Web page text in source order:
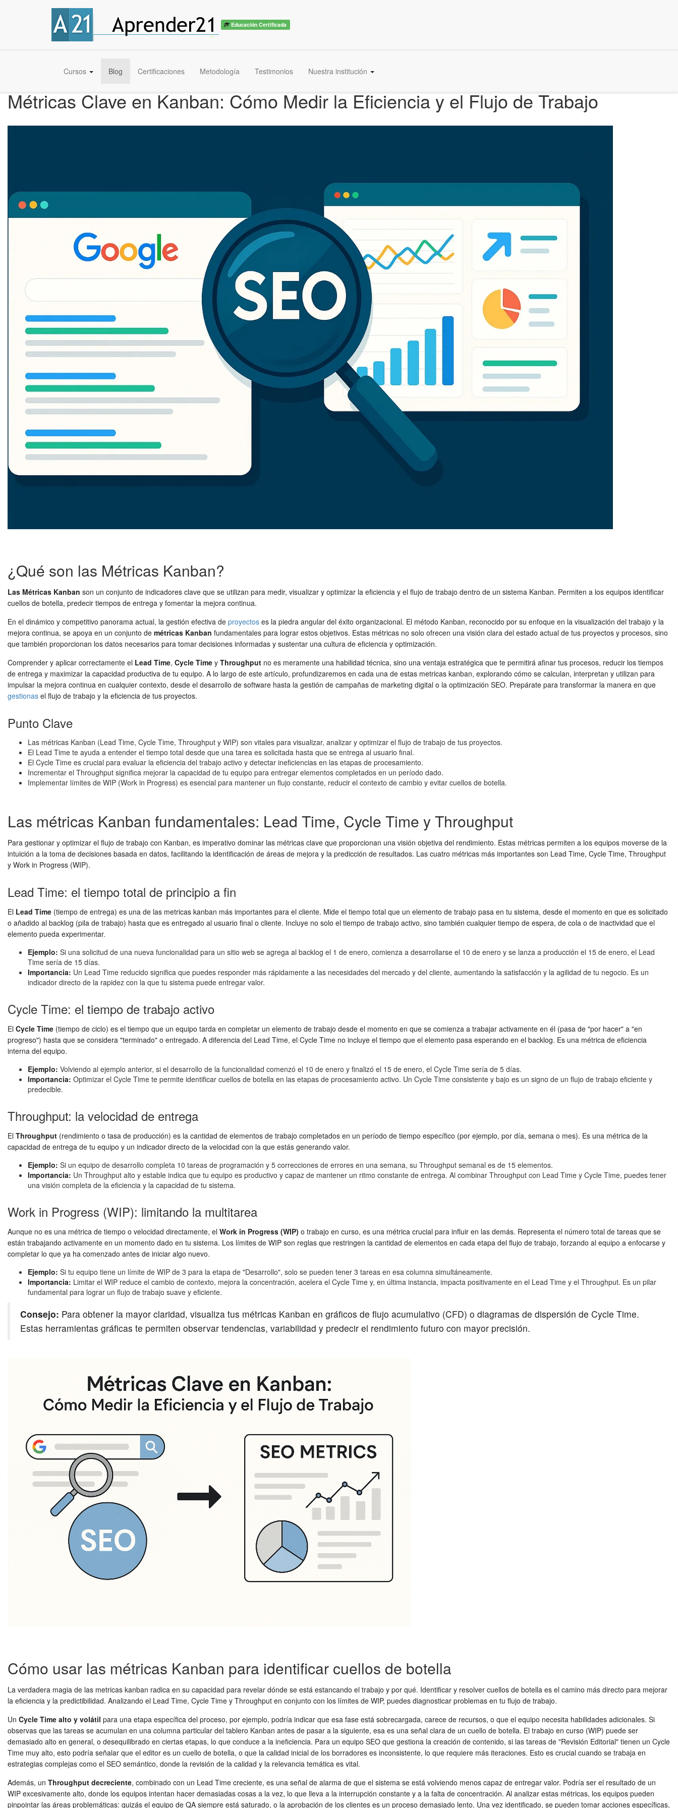
Educación Certificada
Cursos Blog Certificaciones Metodología Testimonios Nuestra institución
Métricas Clave en Kanban: Cómo Medir la Eficiencia y el Flujo de Trabajo
¿Qué son las Métricas Kanban?
Las Métricas Kanban son un conjunto de indicadores clave que se utilizan para medir, visualizar y optimizar la eficiencia y el flujo de trabajo dentro de un sistema Kanban. Permiten a los equipos identificar
cuellos de botella, predecir tiempos de entrega y fomentar la mejora continua.
En el dinámico y competitivo panorama actual, la gestión efectiva de proyectos es la piedra angular del éxito organizacional. El método Kanban, reconocido por su enfoque en la visualización del trabajo y la
mejora continua, se apoya en un conjunto de métricas Kanban fundamentales para lograr estos objetivos. Estas métricas no solo ofrecen una visión clara del estado actual de tus proyectos y procesos, sino
que también proporcionan los datos necesarios para tomar decisiones informadas y sustentar una cultura de eficiencia y optimización.
Comprender y aplicar correctamente el Lead Time, Cycle Time y Throughput no es meramente una habilidad técnica, sino una ventaja estratégica que te permitirá afinar tus procesos, reducir los tiempos
de entrega y maximizar la capacidad productiva de tu equipo. A lo largo de este artículo, profundizaremos en cada una de estas metricas kanban, explorando cómo se calculan, interpretan y utilizan para
impulsar la mejora continua en cualquier contexto, desde el desarrollo de software hasta la gestión de campañas de marketing digital o la optimización SEO. Prepárate para transformar la manera en que
gestionas el flujo de trabajo y la eficiencia de tus proyectos.
Punto Clave
Las métricas Kanban (Lead Time, Cycle Time, Throughput y WIP) son vitales para visualizar, analizar y optimizar el flujo de trabajo de tus proyectos.
El Lead Time te ayuda a entender el tiempo total desde que una tarea es solicitada hasta que se entrega al usuario final.
El Cycle Time es crucial para evaluar la eficiencia del trabajo activo y detectar ineficiencias en las etapas de procesamiento.
Incrementar el Throughput significa mejorar la capacidad de tu equipo para entregar elementos completados en un período dado.
Implementar límites de WIP (Work in Progress) es esencial para mantener un flujo constante, reducir el contexto de cambio y evitar cuellos de botella.
Las métricas Kanban fundamentales: Lead Time, Cycle Time y Throughput
Para gestionar y optimizar el flujo de trabajo con Kanban, es imperativo dominar las métricas clave que proporcionan una visión objetiva del rendimiento. Estas métricas permiten a los equipos moverse de la
intuición a la toma de decisiones basada en datos, facilitando la identificación de áreas de mejora y la predicción de resultados. Las cuatro métricas más importantes son Lead Time, Cycle Time, Throughput
y Work in Progress (WIP).
Lead Time: el tiempo total de principio a fin
El Lead Time (tiempo de entrega) es una de las metricas kanban más importantes para el cliente. Mide el tiempo total que un elemento de trabajo pasa en tu sistema, desde el momento en que es solicitado
o añadido al backlog (pila de trabajo) hasta que es entregado al usuario final o cliente. Incluye no solo el tiempo de trabajo activo, sino también cualquier tiempo de espera, de cola o de inactividad que el
elemento pueda experimentar.
Ejemplo: Si una solicitud de una nueva funcionalidad para un sitio web se agrega al backlog el 1 de enero, comienza a desarrollarse el 10 de enero y se lanza a producción el 15 de enero, el Lead
Time sería de 15 días.
Importancia: Un Lead Time reducido significa que puedes responder más rápidamente a las necesidades del mercado y del cliente, aumentando la satisfacción y la agilidad de tu negocio. Es un
indicador directo de la rapidez con la que tu sistema puede entregar valor.
Cycle Time: el tiempo de trabajo activo
El Cycle Time (tiempo de ciclo) es el tiempo que un equipo tarda en completar un elemento de trabajo desde el momento en que se comienza a trabajar activamente en él (pasa de "por hacer" a "en
progreso") hasta que se considera "terminado" o entregado. A diferencia del Lead Time, el Cycle Time no incluye el tiempo que el elemento pasa esperando en el backlog. Es una métrica de eficiencia
interna del equipo.
Ejemplo: Volviendo al ejemplo anterior, si el desarrollo de la funcionalidad comenzó el 10 de enero y finalizó el 15 de enero, el Cycle Time sería de 5 días.
Importancia: Optimizar el Cycle Time te permite identificar cuellos de botella en las etapas de procesamiento activo. Un Cycle Time consistente y bajo es un signo de un flujo de trabajo eficiente y
predecible.
Throughput: la velocidad de entrega
El Throughput (rendimiento o tasa de producción) es la cantidad de elementos de trabajo completados en un período de tiempo específico (por ejemplo, por día, semana o mes). Es una métrica de la
capacidad de entrega de tu equipo y un indicador directo de la velocidad con la que estás generando valor.
Ejemplo: Si un equipo de desarrollo completa 10 tareas de programación y 5 correcciones de errores en una semana, su Throughput semanal es de 15 elementos.
Importancia: Un Throughput alto y estable indica que tu equipo es productivo y capaz de mantener un ritmo constante de entrega. Al combinar Throughput con Lead Time y Cycle Time, puedes tener
una visión completa de la eficiencia y la capacidad de tu sistema.
Work in Progress (WIP): limitando la multitarea
Aunque no es una métrica de tiempo o velocidad directamente, el Work in Progress (WIP) o trabajo en curso, es una métrica crucial para influir en las demás. Representa el número total de tareas que se
están trabajando activamente en un momento dado en tu sistema. Los límites de WIP son reglas que restringen la cantidad de elementos en cada etapa del flujo de trabajo, forzando al equipo a enfocarse y
completar lo que ya ha comenzado antes de iniciar algo nuevo.
Ejemplo: Si tu equipo tiene un límite de WIP de 3 para la etapa de "Desarrollo", solo se pueden tener 3 tareas en esa columna simultáneamente.
Importancia: Limitar el WIP reduce el cambio de contexto, mejora la concentración, acelera el Cycle Time y, en última instancia, impacta positivamente en el Lead Time y el Throughput. Es un pilar
fundamental para lograr un flujo de trabajo suave y eficiente.
Consejo: Para obtener la mayor claridad, visualiza tus métricas Kanban en gráficos de flujo acumulativo (CFD) o diagramas de dispersión de Cycle Time.
Estas herramientas gráficas te permiten observar tendencias, variabilidad y predecir el rendimiento futuro con mayor precisión.
Cómo usar las métricas Kanban para identificar cuellos de botella
La verdadera magia de las metricas kanban radica en su capacidad para revelar dónde se está estancando el trabajo y por qué. Identificar y resolver cuellos de botella es el camino más directo para mejorar
la eficiencia y la predictibilidad. Analizando el Lead Time, Cycle Time y Throughput en conjunto con los límites de WIP, puedes diagnosticar problemas en tu flujo de trabajo.
Un Cycle Time alto y volátil para una etapa específica del proceso, por ejemplo, podría indicar que esa fase está sobrecargada, carece de recursos, o que el equipo necesita habilidades adicionales. Si
observas que las tareas se acumulan en una columna particular del tablero Kanban antes de pasar a la siguiente, esa es una señal clara de un cuello de botella. El trabajo en curso (WIP) puede ser
demasiado alto en general, o desequilibrado en ciertas etapas, lo que conduce a la ineficiencia. Para un equipo SEO que gestiona la creación de contenido, si las tareas de "Revisión Editorial" tienen un Cycle
Time muy alto, esto podría señalar que el editor es un cuello de botella, o que la calidad inicial de los borradores es inconsistente, lo que requiere más iteraciones. Esto es crucial cuando se trabaja en
estrategias complejas como el SEO semántico, donde la revisión de la calidad y la relevancia temática es vital.
Además, un Throughput decreciente, combinado con un Lead Time creciente, es una señal de alarma de que el sistema se está volviendo menos capaz de entregar valor. Podría ser el resultado de un
WIP excesivamente alto, donde los equipos intentan hacer demasiadas cosas a la vez, lo que lleva a la interrupción constante y a la falta de concentración. Al analizar estas métricas, los equipos pueden
pinpointar las áreas problemáticas: quizás el equipo de QA siempre está saturado, o la aprobación de los clientes es un proceso demasiado lento. Una vez identificado, se pueden tomar acciones específicas,